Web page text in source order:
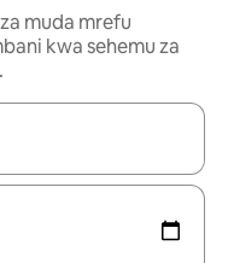
muda mrefu
kwa sehemu za
kwa kutumia vitufe vya